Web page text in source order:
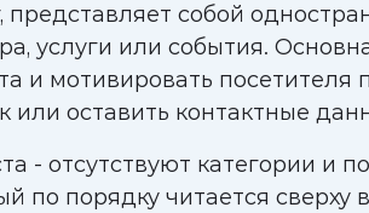
собой
услуги или события.
и мотивировать посетителя
или оставить контактные
- отсутствуют категории и
по порядку читается сверху